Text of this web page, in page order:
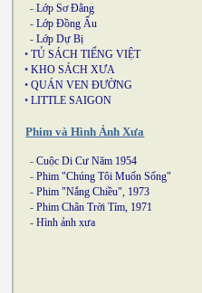
- Lớp Sơ Đẳng
- Lớp Đồng Ấu
- Lớp Dự Bị
• TỦ SÁCH TIẾNG VIỆT
• KHO SÁCH XƯA
• QUÁN VEN ĐƯỜNG
• LITTLE SAIGON
Phim và Hình Ảnh Xưa
- Cuộc Di Cư Năm 1954
- Phim "Chúng Tôi Muốn Sống"
- Phim "Nắng Chiều", 1973
- Phim Chân Trời Tím, 1971
- Hình ảnh xưa